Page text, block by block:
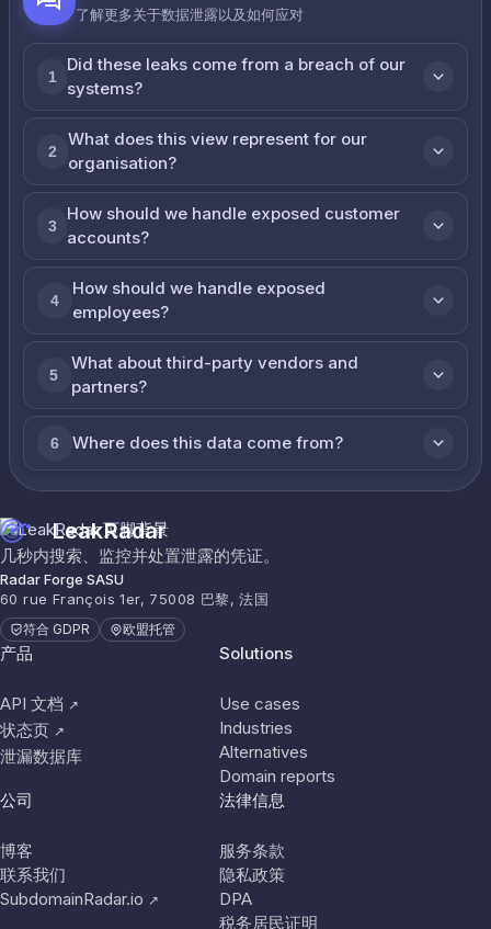
了解更多关于数据泄露以及如何应对
1
Did these leaks come from a breach of our
systems?
2
What does this view represent for our
organisation?
3
How should we handle exposed customer
accounts?
4
How should we handle exposed
employees?
5
What about third-party vendors and
partners?
6 Where does this data come from?
LeakRadar
几秒内搜索、监控并处置泄露的凭证。
Radar Forge SASU
60 rue François 1er, 75008 巴黎, 法国
符合 GDPR 欧盟托管
产品
API 文档 ↗
状态页 ↗
泄漏数据库
Solutions
Use cases
Industries
Alternatives
Domain reports
公司
博客
联系我们
SubdomainRadar.io ↗
法律信息
服务条款
隐私政策
DPA
税务居民证明